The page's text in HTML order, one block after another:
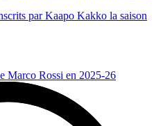
par Kaapo Kakko la saison